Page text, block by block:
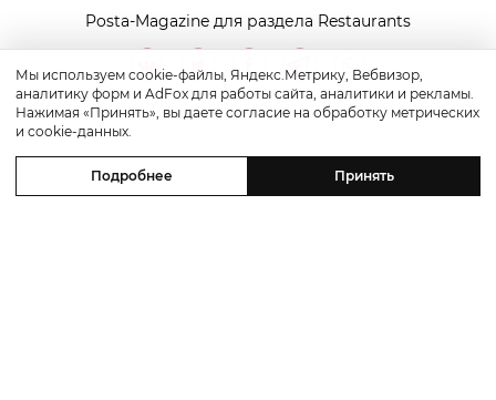
Posta-Magazine для раздела Restaurants
Мы используем cookie-файлы, Яндекс.Метрику, Вебвизор,
аналитику форм и AdFox для работы сайта, аналитики и рекламы.
Нажимая «Принять», вы даете согласие на обработку метрических
и cookie-данных.
Подробнее Принять